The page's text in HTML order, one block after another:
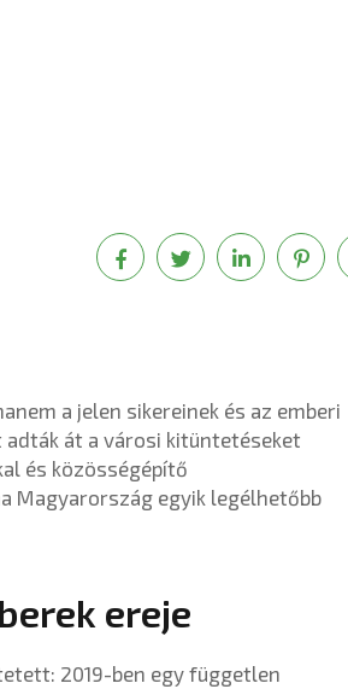
a jelen sikereinek és az emberi
át a városi kitüntetéseket
és közösségépítő
Magyarország egyik legélhetőbb
ereje
2019-ben egy független